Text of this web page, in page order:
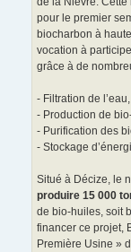
pour le premier
biocharbon à
vocation à
grâce à de
- Filtration de l’eau,
- Production de
- Purification des
- Stockage
Situé à Décize, le
produire 15 000
de bio-huiles, soit
financer ce projet,
Première Usine »